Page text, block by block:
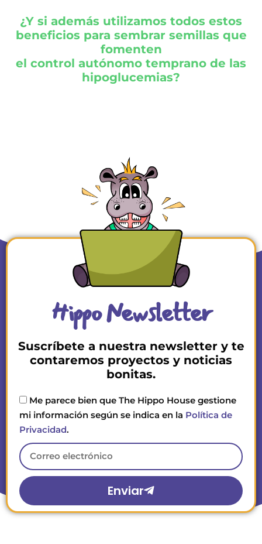
¿Y si además utilizamos todos estos
beneficios para sembrar semillas que
fomenten
el control autónomo temprano de las
hipoglucemias?
Hippo Newsletter
Suscríbete a nuestra newsletter y te
contaremos proyectos y noticias
bonitas.
Me parece bien que The Hippo House gestione
mi información según se indica en la Política de
Privacidad.
Enviar